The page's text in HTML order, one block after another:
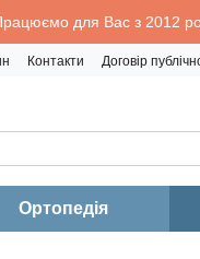
для Вас з 2012
Контакти Договір
Ортопедія